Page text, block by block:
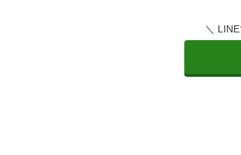
＼